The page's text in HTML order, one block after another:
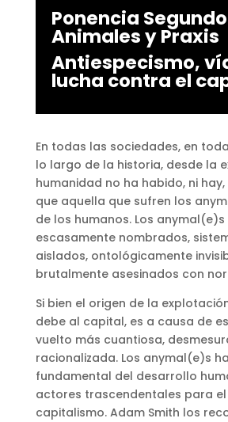
Ponencia
Animales y Praxis
Antiespecismo,
lucha contra el
En todas las sociedades, en
lo largo de la historia, desde la
humanidad no ha habido, ni
que aquella que sufren los
de los humanos. Los
escasamente nombrados,
aislados, ontológicamente
brutalmente asesinados con
Si bien el origen de la
debe al capital, es a causa de
vuelto más cuantiosa,
racionalizada. Los anymal(e)s
fundamental del desarrollo
actores trascendentales para
capitalismo. Adam Smith los